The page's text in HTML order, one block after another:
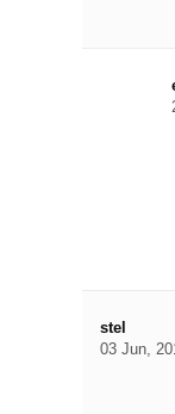
stel
03 Jun,